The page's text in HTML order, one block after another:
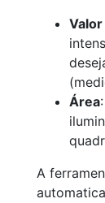
Área
A